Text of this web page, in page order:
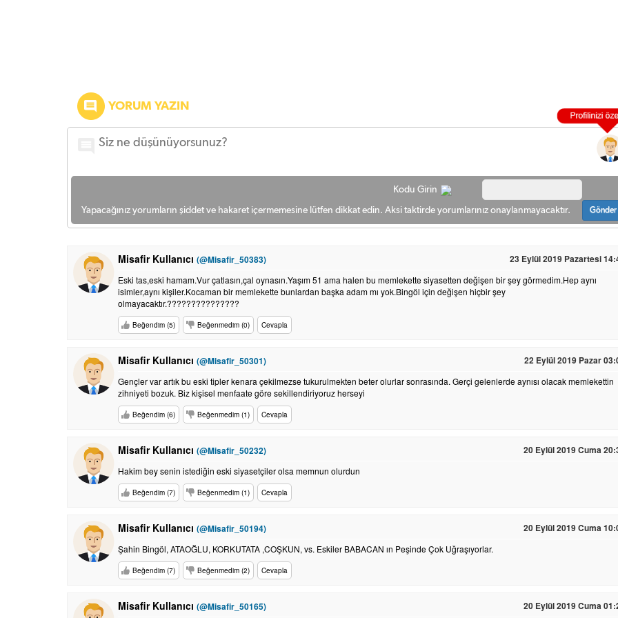
YORUM YAZIN
Kodu Girin
Yapacağınız yorumların şiddet ve hakaret içermemesine lütfen dikkat edin. Aksi taktirde yorumlarınız onaylanmayacaktır. Gönder
Misafir Kullanıcı (@Misafir_50383) 23 Eylül 2019 Pazartesi
Eski tas,eski hamam.Vur çatlasın,çal oynasın.Yaşım 51 ama halen bu memlekette siyasetten değişen bir şey görmedim.Hep aynı
isimler,aynı kişiler.Kocaman bir memlekette bunlardan başka adam mı yok.Bingöl için değişen hiçbir şey
olmayacaktır.???????????????
Beğendim (5) Beğenmedim (0) Cevapla
Misafir Kullanıcı (@Misafir_50301) 22 Eylül 2019 Pazar
Gençler var artık bu eski tipler kenara çekilmezse tukurulmekten beter olurlar sonrasında. Gerçi gelenlerde aynısı olacak memlekettin
zihniyeti bozuk. Biz kişisel menfaate göre sekillendiriyoruz herseyi
Beğendim (6) Beğenmedim (1) Cevapla
Misafir Kullanıcı (@Misafir_50232) 20 Eylül 2019 Cuma
Hakim bey senin istediğin eski siyasetçiler olsa memnun olurdun
Beğendim (7) Beğenmedim (1) Cevapla
Misafir Kullanıcı (@Misafir_50194) 20 Eylül 2019 Cuma
Şahin Bingöl, ATAOĞLU, KORKUTATA ,COŞKUN, vs. Eskiler BABACAN ın Peşinde Çok Uğraşıyorlar.
Beğendim (7) Beğenmedim (2) Cevapla
Misafir Kullanıcı (@Misafir_50165) 20 Eylül 2019 Cuma